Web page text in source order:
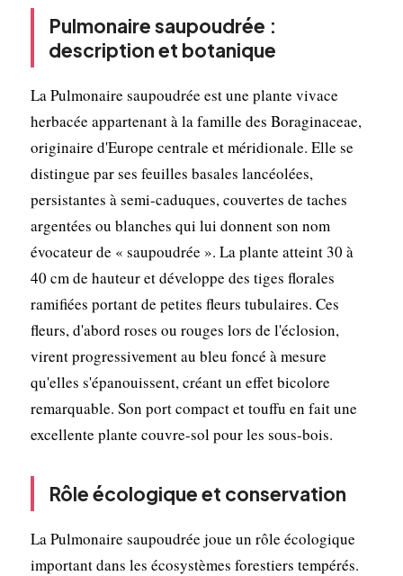
Pulmonaire saupoudrée :
description et botanique
La Pulmonaire saupoudrée est une plante vivace
herbacée appartenant à la famille des Boraginaceae,
originaire d'Europe centrale et méridionale. Elle se
distingue par ses feuilles basales lancéolées,
persistantes à semi-caduques, couvertes de taches
argentées ou blanches qui lui donnent son nom
évocateur de « saupoudrée ». La plante atteint 30 à
40 cm de hauteur et développe des tiges florales
ramifiées portant de petites fleurs tubulaires. Ces
fleurs, d'abord roses ou rouges lors de l'éclosion,
virent progressivement au bleu foncé à mesure
qu'elles s'épanouissent, créant un effet bicolore
remarquable. Son port compact et touffu en fait une
excellente plante couvre-sol pour les sous-bois.
Rôle écologique et conservation
La Pulmonaire saupoudrée joue un rôle écologique
important dans les écosystèmes forestiers tempérés.